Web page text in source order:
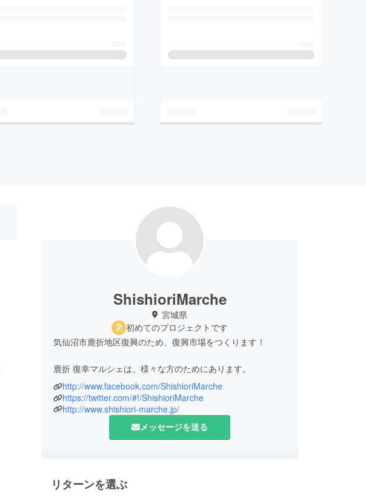
ShishioriMarche
宮城県
初めてのプロジェクトです
気仙沼市鹿折地区復興のため、復興市場をつくります！
鹿折 復幸マルシェは、様々な方のためにあります。
これまで、そしてこれからも鹿折と関わり続けてくれる方々
へ。
様々な人が集まるコミュニティスペースにしたいと考えてい
要となります。
http://www.facebook.com/ShishioriMarche
https://twitter.com/#!/ShishioriMarche
http://www.shishiori-marche.jp/
メッセージを送る
リターンを選ぶ